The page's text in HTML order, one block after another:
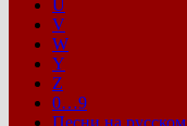
U
V
W
Y
Z
0…9